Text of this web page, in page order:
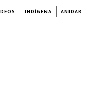
INDÍGENA ANIDAR